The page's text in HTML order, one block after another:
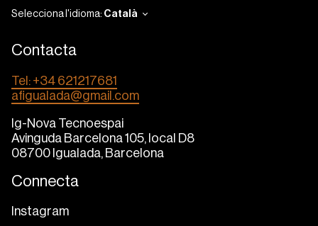
Selecciona l'idioma: Català
Contacta
Tel: +34 621217681
afigualada@gmail.com
Ig-Nova Tecnoespai
Avinguda Barcelona 105, local D8
08700 Igualada, Barcelona
Connecta
Instagram